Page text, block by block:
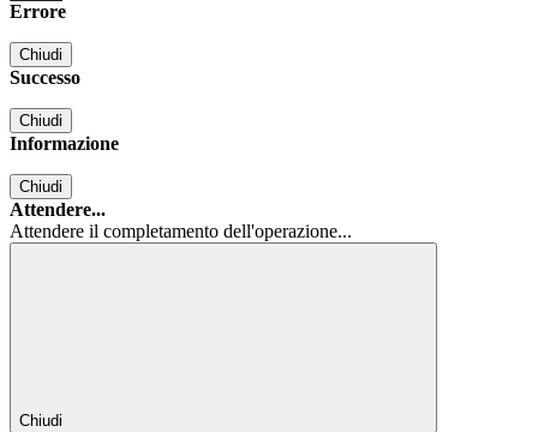
Errore
Chiudi
Successo
Chiudi
Informazione
Chiudi
Attendere...
Attendere il completamento dell'operazione...
Chiudi